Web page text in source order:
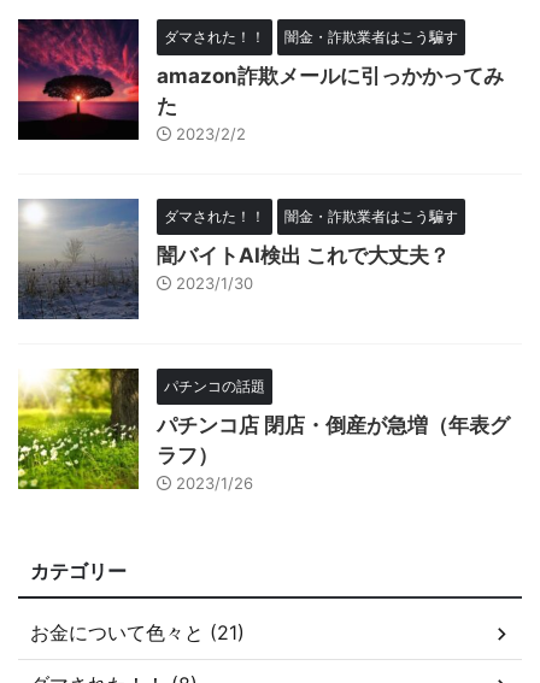
ダマされた！！ 闇金・詐欺業者はこう騙す
amazon詐欺メールに引っかかってみ
た
2023/2/2
ダマされた！！ 闇金・詐欺業者はこう騙す
闇バイトAI検出 これで大丈夫？
2023/1/30
パチンコの話題
パチンコ店 閉店・倒産が急増（年表グ
ラフ）
2023/1/26
カテゴリー
お金について色々と (21)